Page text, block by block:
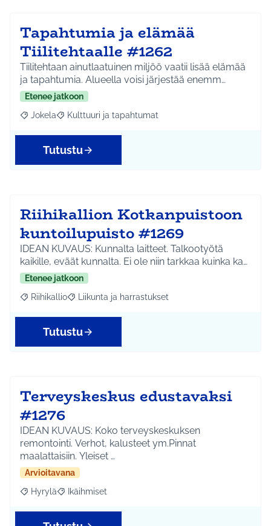
Tapahtumia ja elämää
Tiilitehtaalle #1262
Tiilitehtaan ainutlaatuinen miljöö vaatii lisää elämää
ja tapahtumia. Alueella voisi järjestää enemm…
Etenee jatkoon
Rajaa tulokset aihepiirin mukaan: Jokela
Jokela Rajaa tulokset teeman mukaan: Kulttuuri ja
Kulttuuri ja tapahtumat
Tutustu
Riihikallion Kotkanpuistoon
kuntoilupuisto #1269
IDEAN KUVAUS: Kunnalta laitteet. Talkootyötä
kaikille, eväät kunnalta. Ei ole niin tarkkaa kuinka ka…
Etenee jatkoon
Rajaa tulokset aihepiirin mukaan: Riihikallio
Riihikallio Rajaa tulokset teeman mukaan: Liikunta ja
Liikunta ja harrastukset
Tutustu
Terveyskeskus edustavaksi
#1276
IDEAN KUVAUS: Koko terveyskeskuksen
remontointi. Verhot, kalusteet ym.Pinnat
maalattaisiin. Yleiset …
Arvioitavana
Rajaa tulokset aihepiirin mukaan: Hyrylä
Hyrylä Rajaa tulokset teeman mukaan: Ikäihmiset
Ikäihmiset